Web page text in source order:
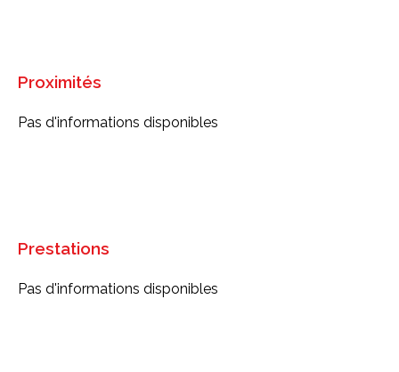
Proximités
Pas d'informations disponibles
Prestations
Pas d'informations disponibles